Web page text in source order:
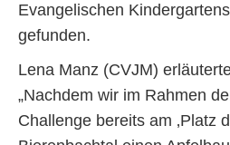
Evangelischen
gefunden.
Lena Manz (CVJM)
„Nachdem wir im Rahmen
Challenge bereits am ‚Platz